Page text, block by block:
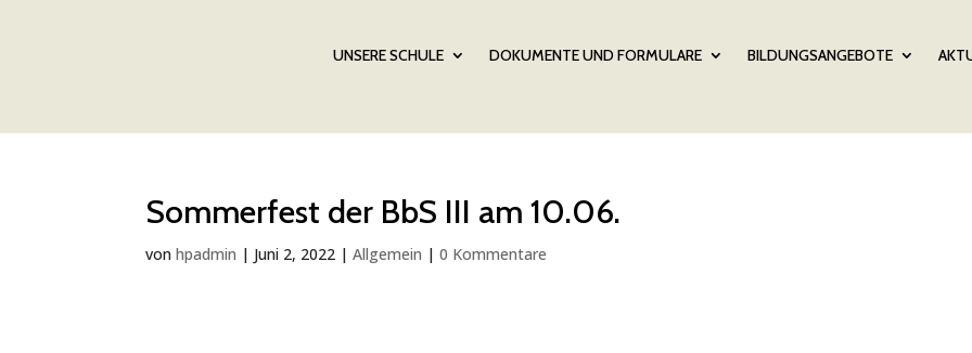
UNSERE SCHULE DOKUMENTE UND FORMULARE BILDUNGSANGEBOTE
Sommerfest der BbS III am 10.06.
vonhpadmin | Juni 2, 2022 |Allgemein |0 Kommentare